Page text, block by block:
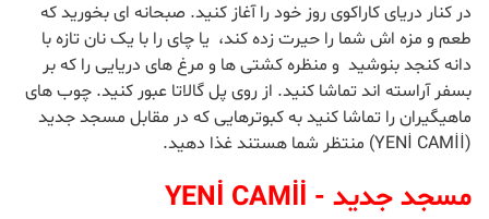
در کنار دریای کاراکوی روز خود را آغاز کنید. صبحانه ای بخورید که
طعم و مزه اش شما را حیرت زده کند، یا چای را با یک نان تازه با
دانه کنجد بنوشید و منظره کشتی ها و مرغ های دریایی را که بر
بسفر آراسته اند تماشا کنید. از روی پل گالاتا عبور کنید. چوب های
ماهیگیران را تماشا کنید به کبوترهایی که در مقابل مسجد جدید
(YENİ CAMİİ) منتظر شما هستند غذا دهید.
مسجد جدید - YENİ CAMİİ